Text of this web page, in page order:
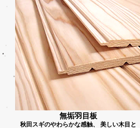
無垢羽目板
秋田スギのやわらかな感触、 美しい木目と